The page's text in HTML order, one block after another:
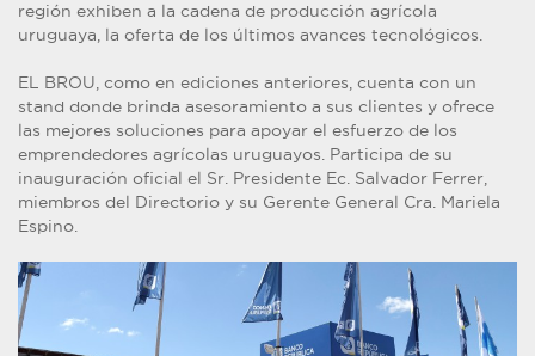
región exhiben a la cadena de producción agrícola
uruguaya, la oferta de los últimos avances tecnológicos.
EL BROU, como en ediciones anteriores, cuenta con un
stand donde brinda asesoramiento a sus clientes y ofrece
las mejores soluciones para apoyar el esfuerzo de los
emprendedores agrícolas uruguayos. Participa de su
inauguración oficial el Sr. Presidente Ec. Salvador Ferrer,
miembros del Directorio y su Gerente General Cra. Mariela
Espino.